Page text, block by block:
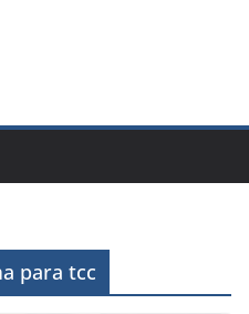
para tcc